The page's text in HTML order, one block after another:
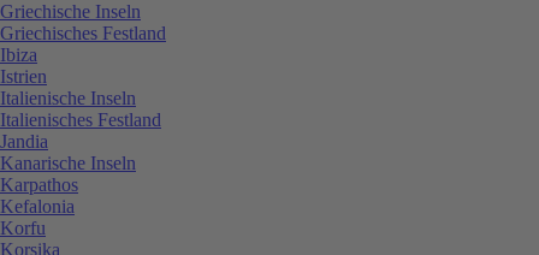
Griechische Inseln
Griechisches Festland
Ibiza
Istrien
Italienische Inseln
Italienisches Festland
Jandia
Kanarische Inseln
Karpathos
Kefalonia
Korfu
Korsika